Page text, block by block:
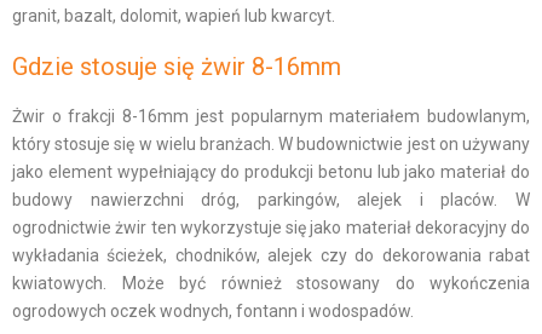
granit, bazalt, dolomit, wapień lub kwarcyt.
Gdzie stosuje się żwir 8-16mm
Żwir o frakcji 8-16mm jest popularnym materiałem budowlanym,
który stosuje się w wielu branżach. W budownictwie jest on używany
jako element wypełniający do produkcji betonu lub jako materiał do
budowy nawierzchni dróg, parkingów, alejek i placów. W
ogrodnictwie żwir ten wykorzystuje się jako materiał dekoracyjny do
wykładania ścieżek, chodników, alejek czy do dekorowania rabat
kwiatowych. Może być również stosowany do wykończenia
ogrodowych oczek wodnych, fontann i wodospadów.